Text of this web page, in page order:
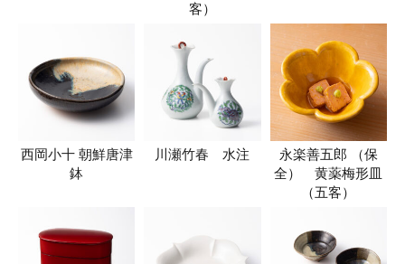
客）
西岡小十 朝鮮唐津
鉢
川瀬竹春 水注
永楽善五郎 （保
全） 黄薬梅形皿
（五客）